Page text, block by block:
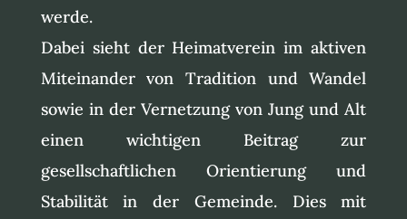
werde.
Dabei sieht der Heimatverein im aktiven
Miteinander von Tradition und Wandel
sowie in der Vernetzung von Jung und Alt
einen wichtigen Beitrag zur
gesellschaftlichen Orientierung und
Stabilität in der Gemeinde. Dies mit